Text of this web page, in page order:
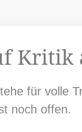
Kritik
für volle
noch offen.